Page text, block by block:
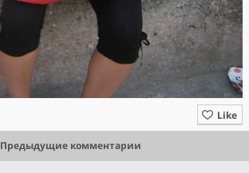
Like
Предыдущие комментарии